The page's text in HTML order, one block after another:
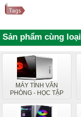
Sản phẩm cùng loại
MÁY TÍNH VĂN
PHÒNG - HỌC TẬP